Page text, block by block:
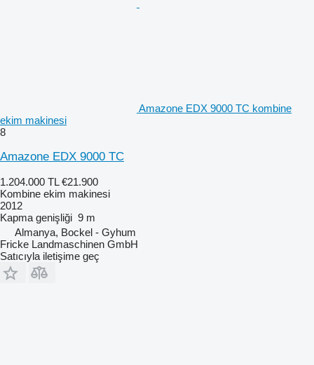
Amazone EDX 9000 TC kombine
ekim makinesi
8
Amazone EDX 9000 TC
1.204.000 TL €21.900
Kombine ekim makinesi
2012
Kapma genişliği 9 m
Almanya, Bockel - Gyhum
Fricke Landmaschinen GmbH
Satıcıyla iletişime geç